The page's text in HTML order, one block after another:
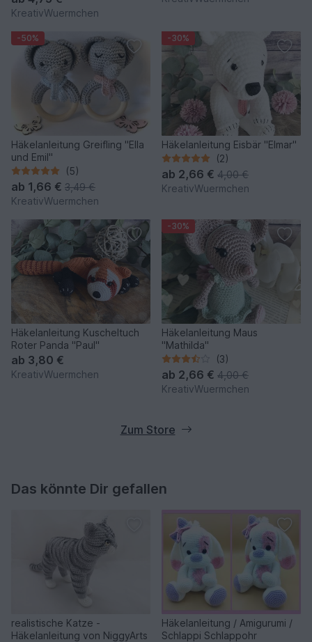
KreativWuermchen
-50%
Häkelanleitung Greifling "Ella
und Emil"
(5)
ab 1,66 € 3,49 €
KreativWuermchen
-30%
Häkelanleitung Eisbär "Elmar"
(2)
ab 2,66 € 4,00 €
KreativWuermchen
Häkelanleitung Kuscheltuch
Roter Panda "Paul"
ab 3,80 €
KreativWuermchen
-30%
Häkelanleitung Maus
"Mathilda"
(3)
ab 2,66 € 4,00 €
KreativWuermchen
Zum Store
Das könnte Dir gefallen
realistische Katze -
Häkelanleitung von NiggyArts
Häkelanleitung / Amigurumi /
Schlappi Schlappohr